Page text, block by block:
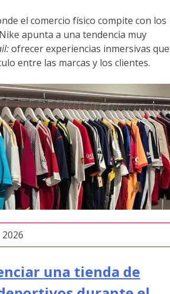
el comercio físico compite con los
apunta a una tendencia muy
ofrecer experiencias inmersivas que
entre las marcas y los clientes.
una tienda de